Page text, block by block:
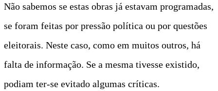
Não sabemos se estas obras já estavam programadas,
se foram feitas por pressão política ou por questões
eleitorais. Neste caso, como em muitos outros, há
falta de informação. Se a mesma tivesse existido,
podiam ter-se evitado algumas críticas.